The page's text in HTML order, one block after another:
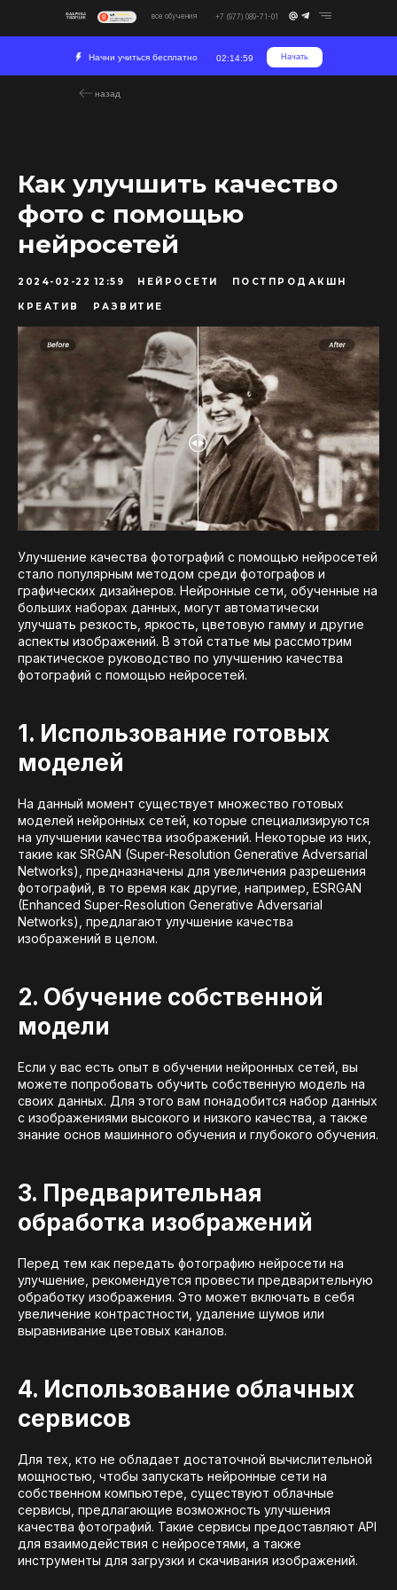
все обучения +7 (977) 089-71-01
02:14:58
Начни учиться бесплатно Начать
назад
Как улучшить качество
фото с помощью
нейросетей
2024-02-22 12:59 НЕЙРОСЕТИ ПОСТПРОДАКШН
КРЕАТИВ РАЗВИТИЕ
Улучшение качества фотографий с помощью нейросетей
стало популярным методом среди фотографов и
графических дизайнеров. Нейронные сети, обученные на
больших наборах данных, могут автоматически
улучшать резкость, яркость, цветовую гамму и другие
аспекты изображений. В этой статье мы рассмотрим
практическое руководство по улучшению качества
фотографий с помощью нейросетей.
1. Использование готовых
моделей
На данный момент существует множество готовых
моделей нейронных сетей, которые специализируются
на улучшении качества изображений. Некоторые из них,
такие как SRGAN (Super-Resolution Generative Adversarial
Networks), предназначены для увеличения разрешения
фотографий, в то время как другие, например, ESRGAN
(Enhanced Super-Resolution Generative Adversarial
Networks), предлагают улучшение качества
изображений в целом.
2. Обучение собственной
модели
Если у вас есть опыт в обучении нейронных сетей, вы
можете попробовать обучить собственную модель на
своих данных. Для этого вам понадобится набор данных
с изображениями высокого и низкого качества, а также
знание основ машинного обучения и глубокого обучения.
3. Предварительная
обработка изображений
Перед тем как передать фотографию нейросети на
улучшение, рекомендуется провести предварительную
обработку изображения. Это может включать в себя
увеличение контрастности, удаление шумов или
выравнивание цветовых каналов.
4. Использование облачных
сервисов
Для тех, кто не обладает достаточной вычислительной
мощностью, чтобы запускать нейронные сети на
собственном компьютере, существуют облачные
сервисы, предлагающие возможность улучшения
качества фотографий. Такие сервисы предоставляют API
для взаимодействия с нейросетями, а также
инструменты для загрузки и скачивания изображений.